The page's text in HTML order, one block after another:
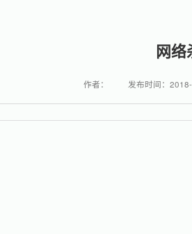
网络
作者： 发布时间：